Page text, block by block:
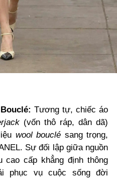
Bouclé:Tương tự, chiếc áo
(vốn thô ráp, dân dã)
wool bouclé sang trọng,
Sự đối lập giữa nguồn
cao cấp khẳng định thông
phục vụ cuộc sống đời